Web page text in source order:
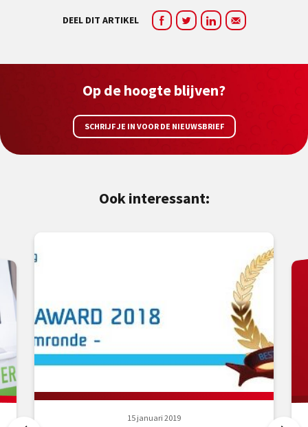
DEEL DIT ARTIKEL
Op de hoogte blijven?
SCHRIJF JE IN VOOR DE NIEUWSBRIEF
Ook interessant:
15 januari 2019